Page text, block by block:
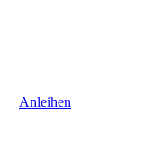
Anleihen